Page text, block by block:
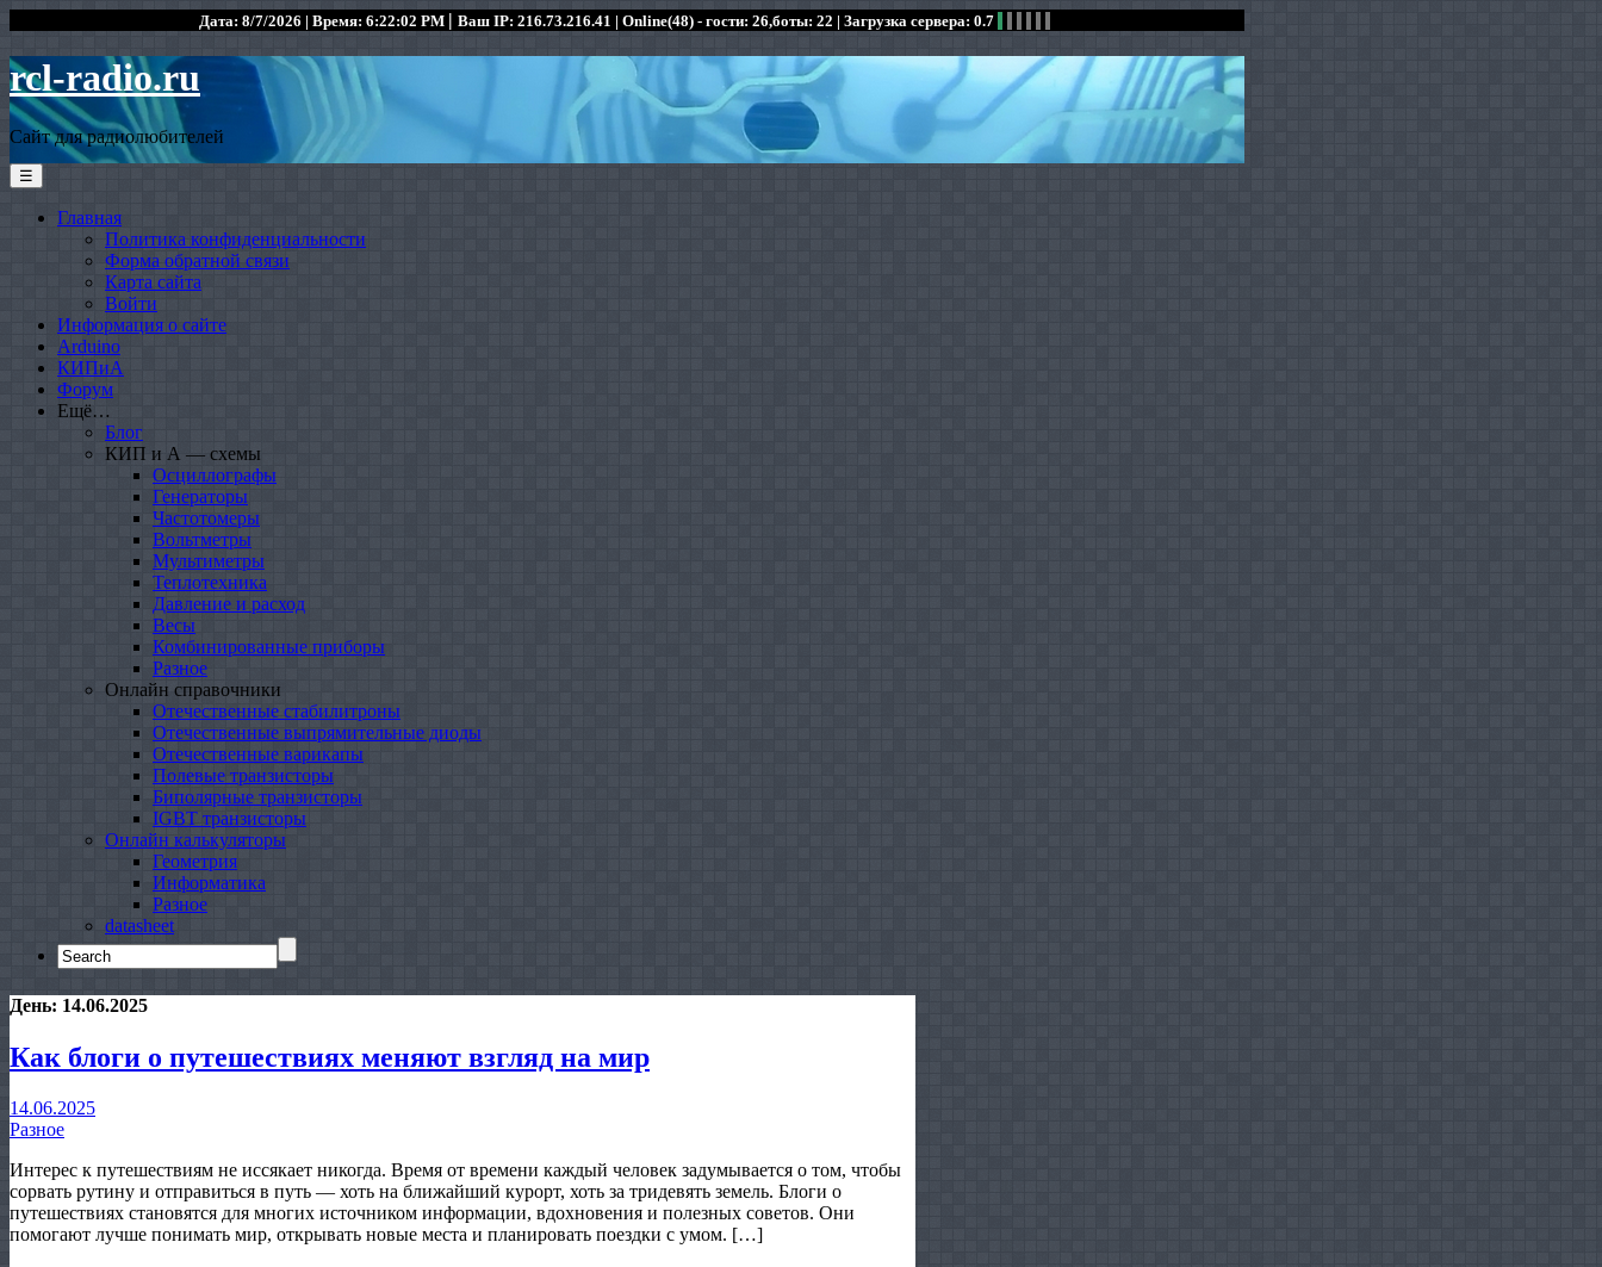
Дата: 8/7/2026 | Время: 6:22:02 PM | Ваш IP: 216.73.216.41 | Online(48) - гости: 26,боты: 22 | Загрузка сервера: 0.7
rcl-radio.ru
Сайт для радиолюбителей
☰
Главная
Политика конфиденциальности
Форма обратной связи
Карта сайта
Войти
Информация о сайте
Arduino
КИПиА
Форум
Ещё…
Блог
КИП и А — схемы
Осциллографы
Генераторы
Частотомеры
Вольтметры
Мультиметры
Теплотехника
Давление и расход
Весы
Комбинированные приборы
Разное
Онлайн справочники
Отечественные стабилитроны
Отечественные выпрямительные диоды
Отечественные варикапы
Полевые транзисторы
Биполярные транзисторы
IGBT транзисторы
Онлайн калькуляторы
Геометрия
Информатика
Разное
datasheet
Search
for:
День: 14.06.2025
Как блоги о путешествиях меняют взгляд на мир
14.06.2025
Разное
Интерес к путешествиям не иссякает никогда. Время от времени каждый человек задумывается о том, чтобы
сорвать рутину и отправиться в путь — хоть на ближайший курорт, хоть за тридевять земель. Блоги о
путешествиях становятся для многих источником информации, вдохновения и полезных советов. Они
помогают лучше понимать мир, открывать новые места и планировать поездки с умом. […]